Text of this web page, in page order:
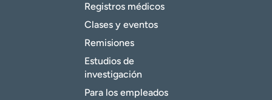
Registros médicos
Clases y eventos
Remisiones
Estudios de
investigación
Para los empleados